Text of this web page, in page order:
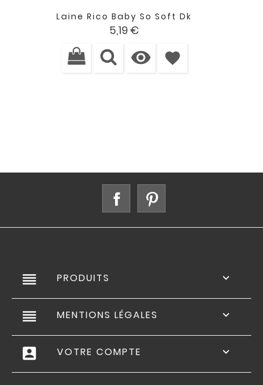
Laine Rico Baby So Soft Dk
Prix
5,19 €
 favorite
Facebook
reorder PRODUITS 
reorder MENTIONS LÉGALES 
account_box VOTRE COMPTE 